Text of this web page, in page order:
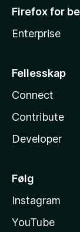
Firefox for
Enterprise
Fellesskap
Connect
Contribute
Developer
Følg
Instagram
YouTube